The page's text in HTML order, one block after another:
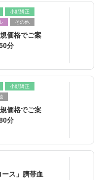
小顔矯正
その他
価格でご案
分
小顔矯正
価格でご案
分
ース」臍帯血